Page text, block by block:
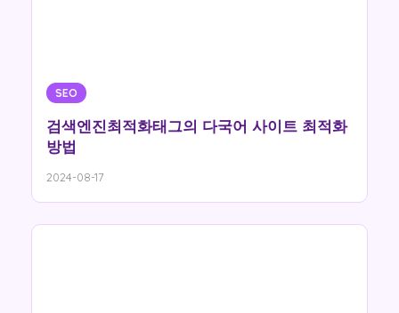
SEO
검색엔진최적화태그의 다국어 사이트 최적화
방법
2024-08-17